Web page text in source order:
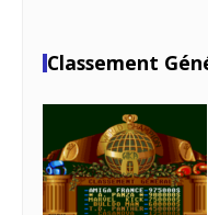
Classement